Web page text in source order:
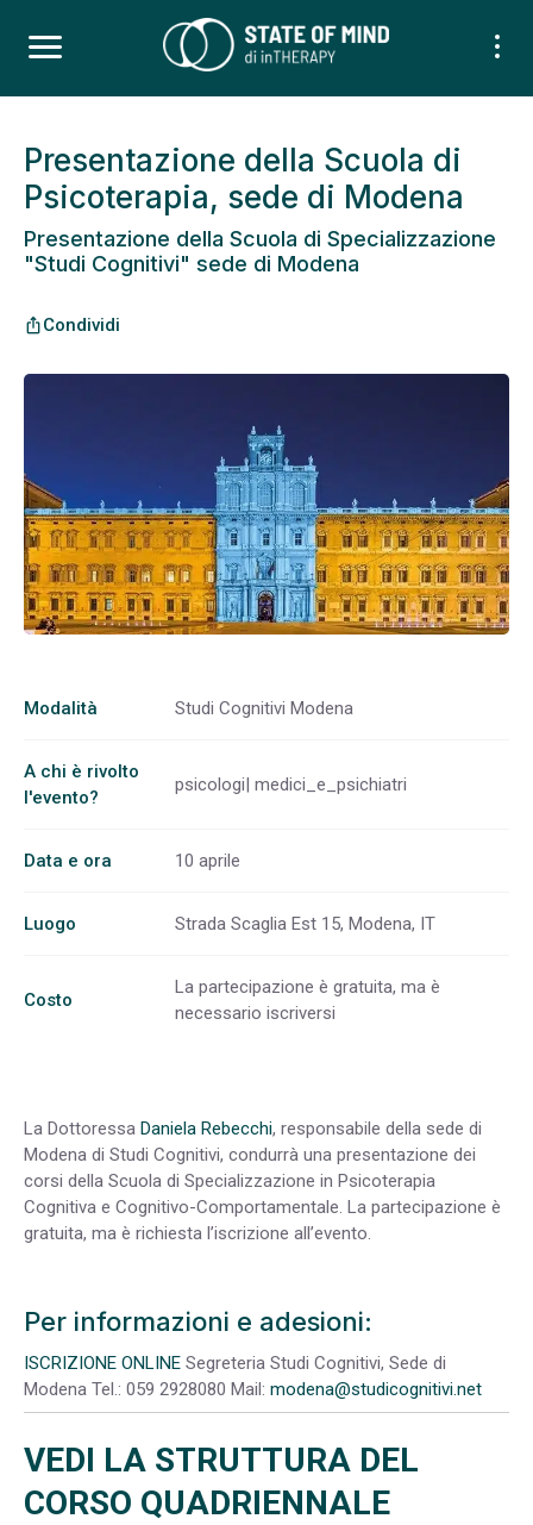
Presentazione della Scuola di
Psicoterapia, sede di Modena
Presentazione della Scuola di Specializzazione
"Studi Cognitivi" sede di Modena
ios_shareCondividi
Modalità Studi Cognitivi Modena
A chi è rivolto
l'evento?
psicologi| medici_e_psichiatri
Data e ora 10 aprile
Luogo Strada Scaglia Est 15, Modena, IT
Costo
La partecipazione è gratuita, ma è
necessario iscriversi
La Dottoressa Daniela Rebecchi, responsabile della sede di
Modena di Studi Cognitivi, condurrà una presentazione dei
corsi della Scuola di Specializzazione in Psicoterapia
Cognitiva e Cognitivo-Comportamentale. La partecipazione è
gratuita, ma è richiesta l’iscrizione all’evento.
Per informazioni e adesioni:
ISCRIZIONE ONLINE Segreteria Studi Cognitivi, Sede di
Modena Tel.: 059 2928080 Mail: modena@studicognitivi.net
VEDI LA STRUTTURA DEL
CORSO QUADRIENNALE